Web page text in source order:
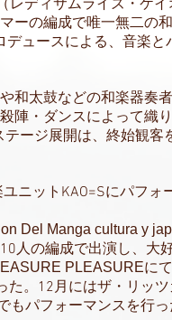
（レディサムライズ・ケ
ーの編成で唯一無二の
デュースによる、音楽
和太鼓などの和楽器奏
陣・ダンスによって織
ージ展開は、終始観客
ニットKAO=Sにパフォ
Del Manga cultura y
人の編成で出演し、大
PLEASUREに
た。12月にはザ・リッ
もパフォーマンスを行っ